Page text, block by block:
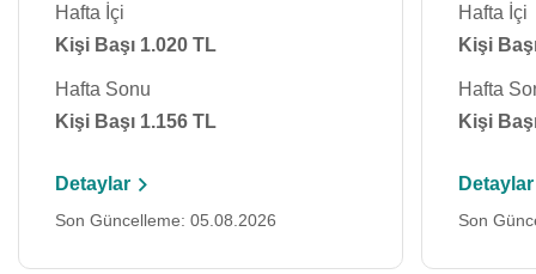
Hafta İçi
Kişi Başı 1.020 TL
Hafta Sonu
Kişi Başı 1.156 TL
Detaylar
Son Güncelleme: 05.08.2026
Hafta İçi
Kişi
Hafta
Kişi
Detaylar
Son